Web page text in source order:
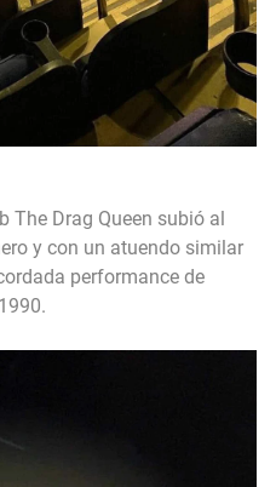
The Drag Queen subió al
y con un atuendo similar
performance de